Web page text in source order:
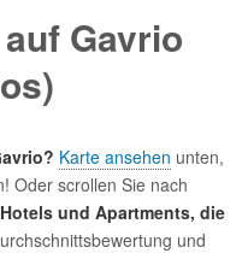
Gavrio
Karte ansehen unten,
Oder scrollen Sie nach
und Apartments, die
und